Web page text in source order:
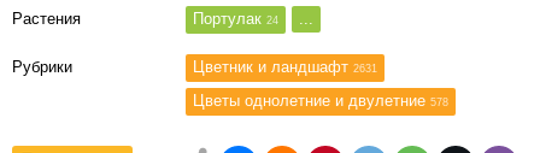
Растения Портулак 24
Рубрики Цветник и ландшафт 2631
Цветы однолетние и двулетние 578